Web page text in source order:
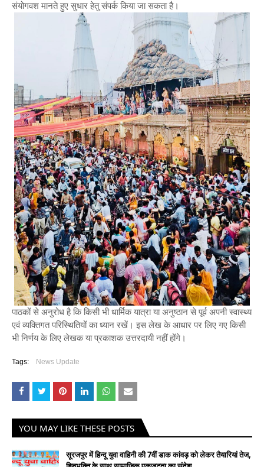
संयोगवश मानते हुए सुधार हेतु संपर्क किया जा सकता है।
पाठकों से अनुरोध है कि किसी भी धार्मिक यात्रा या अनुष्ठान से पूर्व अपनी स्वास्थ्य
एवं व्यक्तिगत परिस्थितियों का ध्यान रखें। इस लेख के आधार पर लिए गए किसी
भी निर्णय के लिए लेखक या प्रकाशक उत्तरदायी नहीं होंगे।
Tags: News Update
YOU MAY LIKE THESE POSTS
सूरजपुर में हिन्दू युवा वाहिनी की 7वीं डाक कांवड़ को लेकर तैयारियां तेज,